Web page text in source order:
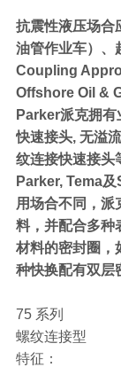
抗震性液压场合
油管作业车）、
Coupling
Offshore Oil &
Parker派克拥有
快速接头, 无溢
纹连接快速接头
Parker, Tema
用场合不同，派
料，并配合多种
材料的密封圈，
种快换配有双层
75 系列
螺纹连接型
特征：